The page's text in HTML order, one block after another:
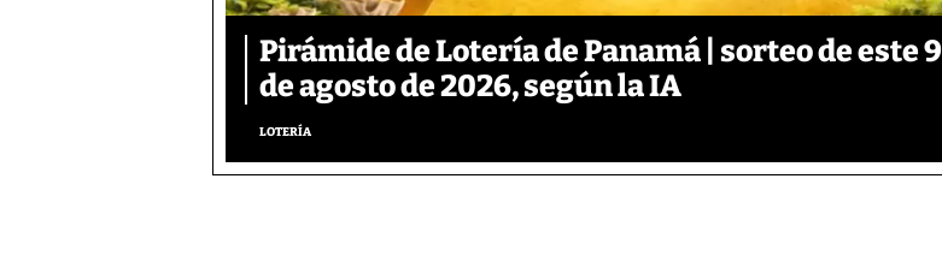
Pirámide de Lotería de Panamá | sorteo de este 9
de agosto de 2026, según la IA
LOTERÍA